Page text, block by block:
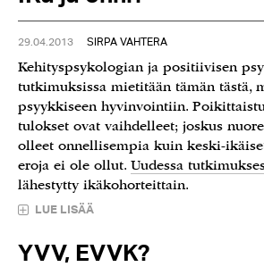
29.04.2013 SIRPA VAHTERA
Kehityspsykologian ja positiivisen
tutkimuksissa mietitään tämän tästä,
psyykkiseen hyvinvointiin.
tulokset ovat vaihdelleet; joskus
olleet onnellisempia kuin keski-
eroja ei ole ollut. Uudessa
lähestytty ikäkohorteittain.
LUE LISÄÄ
YVV, EVVK?